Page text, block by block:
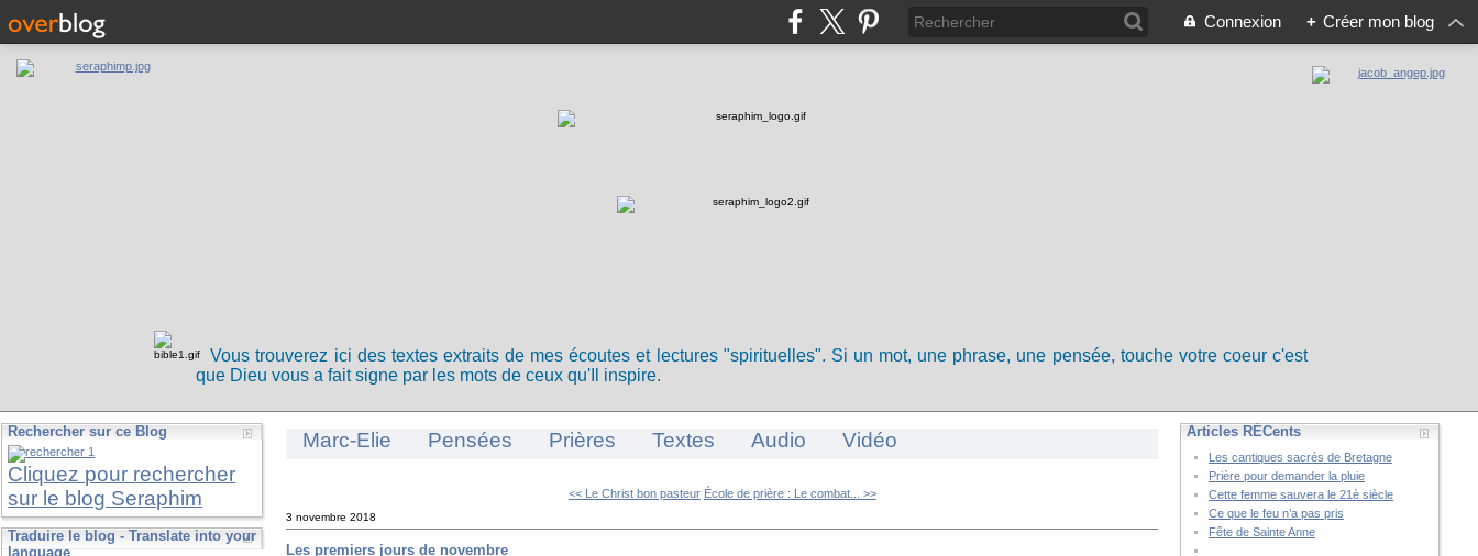
Connexion + Créer mon blog
Vous trouverez ici des textes extraits de mes écoutes et lectures "spirituelles". Si un mot, une phrase, une pensée, touche votre coeur c'est
que Dieu vous a fait signe par les mots de ceux qu'Il inspire.
Rechercher sur ce Blog
Cliquez pour rechercher
sur le blog Seraphim
Traduire le blog - Translate into your
language
Marc-Elie Pensées Prières Textes Audio Vidéo
<< Le Christ bon pasteur École de prière : Le combat... >>
3 novembre 2018
Les premiers jours de novembre
Articles RÉCents
Les cantiques sacrés de Bretagne
Prière pour demander la pluie
Cette femme sauvera le 21è siècle
Ce que le feu n’a pas pris
Fête de Sainte Anne